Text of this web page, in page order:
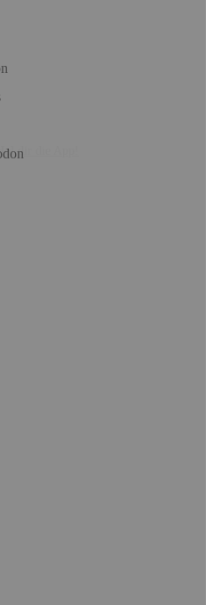
dir die App!